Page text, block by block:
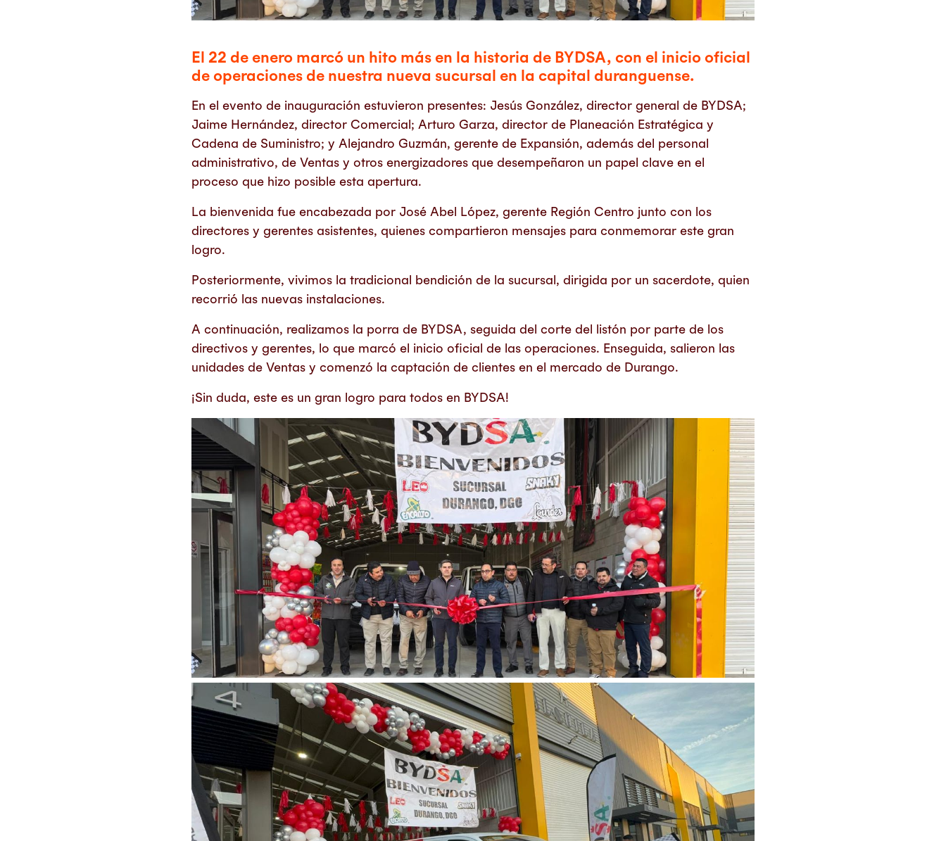
El 22 de enero marcó un hito más en la historia de BYDSA, con el inicio oficial
de operaciones de nuestra nueva sucursal en la capital duranguense.
En el evento de inauguración estuvieron presentes: Jesús González, director general de BYDSA;
Jaime Hernández, director Comercial; Arturo Garza, director de Planeación Estratégica y
Cadena de Suministro; y Alejandro Guzmán, gerente de Expansión, además del personal
administrativo, de Ventas y otros energizadores que desempeñaron un papel clave en el
proceso que hizo posible esta apertura.
La bienvenida fue encabezada por José Abel López, gerente Región Centro junto con los
directores y gerentes asistentes, quienes compartieron mensajes para conmemorar este gran
logro.
Posteriormente, vivimos la tradicional bendición de la sucursal, dirigida por un sacerdote, quien
recorrió las nuevas instalaciones.
A continuación, realizamos la porra de BYDSA, seguida del corte del listón por parte de los
directivos y gerentes, lo que marcó el inicio oficial de las operaciones. Enseguida, salieron las
unidades de Ventas y comenzó la captación de clientes en el mercado de Durango.
¡Sin duda, este es un gran logro para todos en BYDSA!